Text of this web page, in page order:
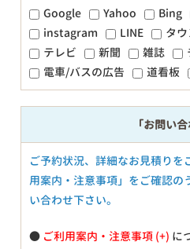
Google Yahoo Bing
instagram
LINE タ
テレビ
新聞 雑誌
電車/バスの広告
道看板
「お問い合
ご予約状況、詳細なお見積りを
用案内・注意事項」をご確認の
い合わせ下さい。
● ご利用案内・注意事項 に